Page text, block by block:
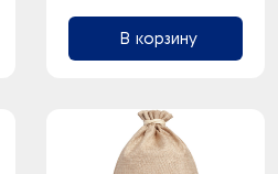
В корзину